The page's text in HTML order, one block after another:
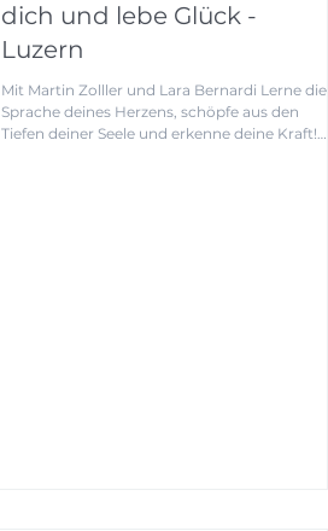
dich und lebe Glück -
Luzern
Mit Martin Zolller und Lara Bernardi Lerne die
Sprache deines Herzens, schöpfe aus den
Tiefen deiner Seele und erkenne deine Kraft!